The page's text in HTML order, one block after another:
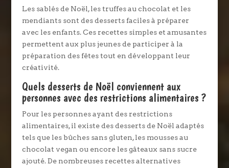
Les sablés de Noël, les truffes au chocolat et les
mendiants sont des desserts faciles à préparer
avec les enfants. Ces recettes simples et amusantes
permettent aux plus jeunes de participer à la
préparation des fêtes tout en développant leur
créativité.
Quels desserts de Noël conviennent aux
personnes avec des restrictions alimentaires ?
Pour les personnes ayant des restrictions
alimentaires, il existe des desserts de Noël adaptés
tels que les bûches sans gluten, les mousses au
chocolat vegan ou encore les gâteaux sans sucre
ajouté. De nombreuses recettes alternatives